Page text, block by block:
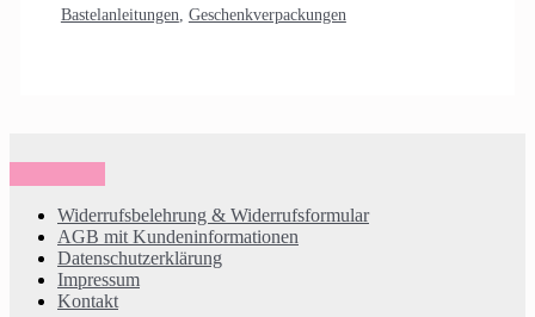
Bastelanleitungen Geschenkverpackungen
Widerrufsbelehrung & Widerrufsformular
AGB mit Kundeninformationen
Datenschutzerklärung
Impressum
Kontakt